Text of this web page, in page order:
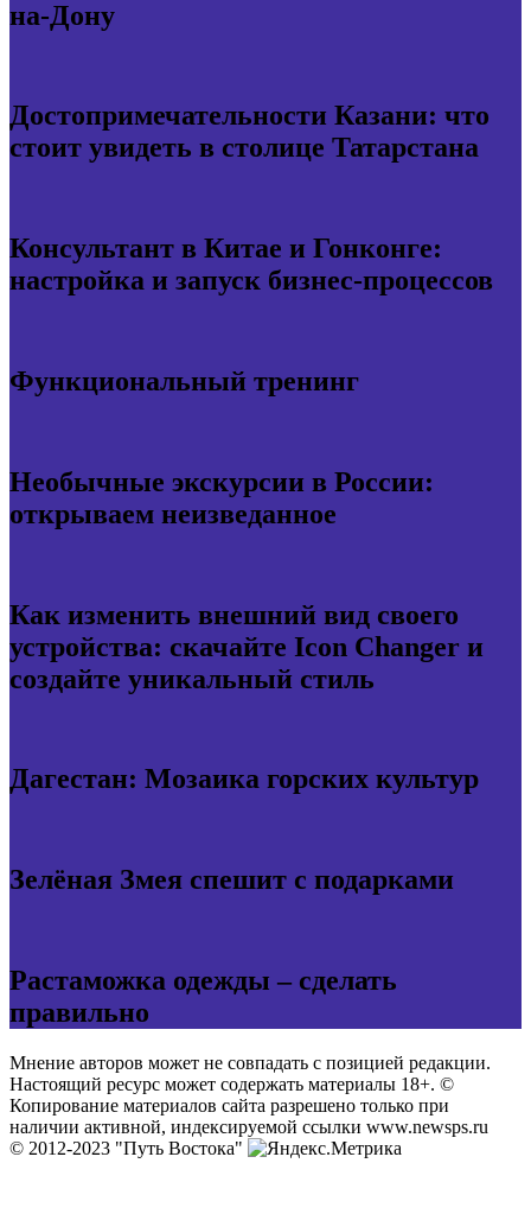
на-Дону
Достопримечательности Казани: что
стоит увидеть в столице Татарстана
Консультант в Китае и Гонконге:
настройка и запуск бизнес-процессов
Функциональный тренинг
Необычные экскурсии в России:
открываем неизведанное
Как изменить внешний вид своего
устройства: скачайте Icon Changer и
создайте уникальный стиль
Дагестан: Мозаика горских культур
Зелёная Змея спешит с подарками
Растаможка одежды – сделать
правильно
Мнение авторов может не совпадать с позицией редакции.
Настоящий ресурс может содержать материалы 18+. ©
Копирование материалов сайта разрешено только при
наличии активной, индексируемой ссылки www.newsps.ru
© 2012-2023 "Путь Востока"